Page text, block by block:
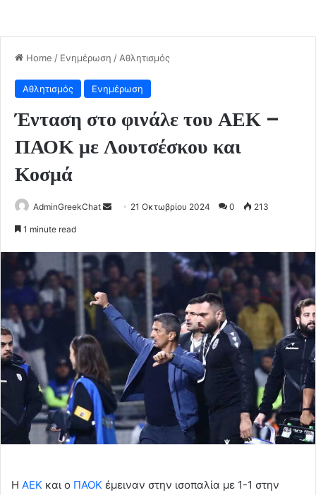
Home / Ενημέρωση / Αθλητισμός
Αθλητισμός Ενημέρωση
Ένταση στο φινάλε του ΑΕΚ –
ΠΑΟΚ με Λουτσέσκου και
Κοσμά
AdminGreekChat
Send 21 Οκτωβρίου 2024 0 213
1 minute read
Η ΑΕΚ και ο ΠΑΟΚ έμειναν στην ισοπαλία με 1-1 στην